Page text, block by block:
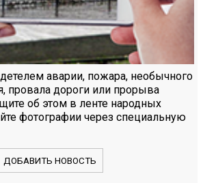
аварии, пожара, необычного
провала дороги или прорыва
об этом в ленте народных
фотографии через специальную
ДОБАВИТЬ НОВОСТЬ